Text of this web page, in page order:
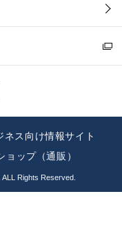
ネス向け情報サイト
ョップ（通販）
Rights Reserved.